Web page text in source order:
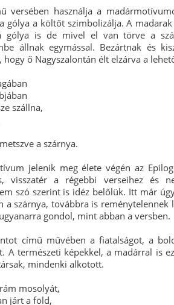
versében használja a
gólya a költőt szimbolizálja. A
gólya is de mivel el van törve a
állnak egymással. Bezártnak és
hogy ő Nagyszalontán élt elzárva a
szállna,
a szárnya.
jelenik meg élete végén az
visszatér a régebbi verseihez és
szó szerint is idéz belőlük. Itt már
a szárnya, továbbra is
gondol, mint abban a versben.
című művében a fiatalságot, a
A természeti képekkel, a madárral is
mindenki alkotott.
mosolyát,
járt a föld,